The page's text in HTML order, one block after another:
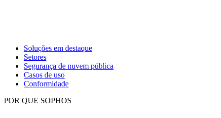
Soluções em destaque
Setores
Segurança de nuvem pública
Casos de uso
Conformidade
POR QUE SOPHOS